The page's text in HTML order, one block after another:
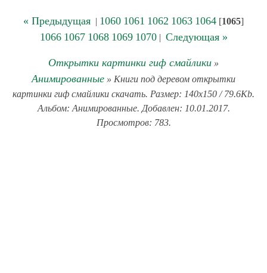
« Предыдущая | 1060 1061 1062 1063 1064 [1065]
1066 1067 1068 1069 1070| Следующая »
Открытки картинки гиф смайлики »
Анимированные » Книги под деревом открытки
картинки гиф смайлики скачать. Размер: 140x150 / 79.6Kb.
Альбом: Анимированные. Добавлен: 10.01.2017.
Просмотров: 783.